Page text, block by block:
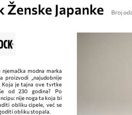
Japanke Broj
njemačka modna marka
proizvodi „najudobnije
Koja je tajna ove tvrtke
od 230 godina? Po
nije noga ta koja bi
obliku cipele, već se
obliku stopala.